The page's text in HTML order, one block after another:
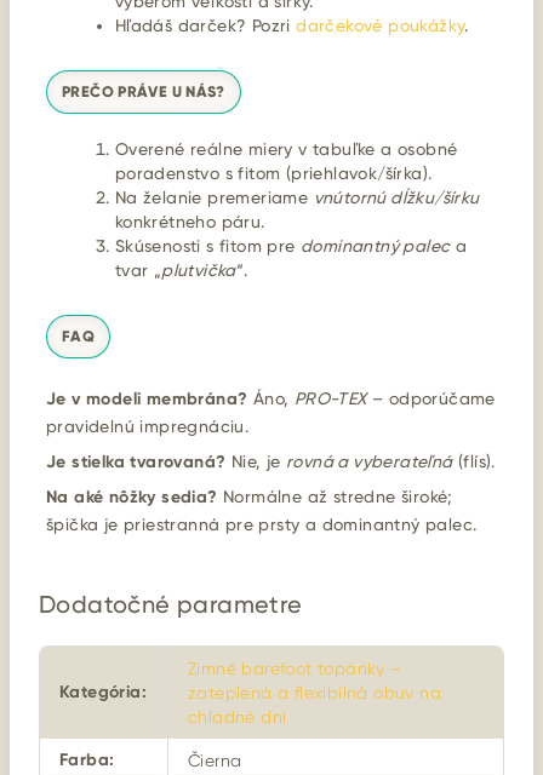
Hľadáš darček? Pozridarčekové poukážky.
PREČO PRÁVE U NÁS?
Overené reálne miery v tabuľke a osobné
poradenstvo s fitom (priehlavok/šírka).
Na želanie premeriame vnútornú dĺžku/šírku
konkrétneho páru.
Skúsenosti s fitom pre dominantný paleca
tvar „plutvička“.
FAQ
Je v modeli membrána? Áno, PRO-TEX– odporúčame
pravidelnú impregnáciu.
Je stielka tvarovaná? Nie, je rovná a vyberateľná(flís).
Na aké nôžky sedia? Normálne až stredne široké;
špička je priestranná pre prsty a dominantný palec.
Dodatočné parametre
Kategória:
Zimné barefoot topánky –
zateplená a flexibilná obuv na
chladné dni
Farba: Čierna